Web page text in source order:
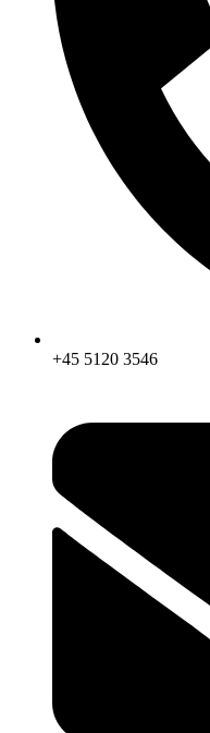
+45 5120 3546